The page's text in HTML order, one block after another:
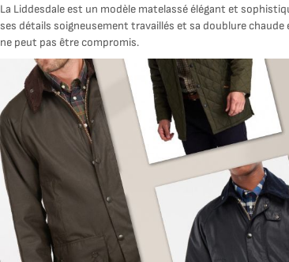
La Liddesdale est un modèle matelassé élégant et
ses détails soigneusement travaillés et sa doublure
ne peut pas être compromis.